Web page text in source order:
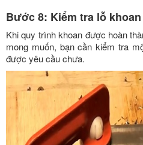
Bước 8: Kiểm tra lỗ
Khi quy trình khoan được hoàn
mong muốn, bạn cần kiểm tra
được yêu cầu chưa.